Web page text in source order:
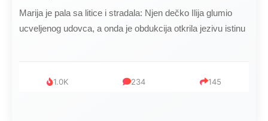
Marija je pala sa litice i stradala: Njen dečko Ilija glumio
ucveljenog udovca, a onda je obdukcija otkrila jezivu istinu
1.0K 234 145